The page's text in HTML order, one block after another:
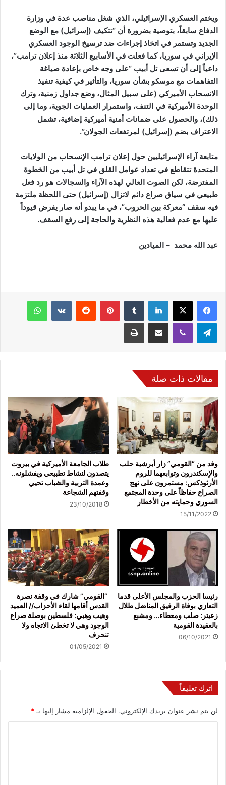
ويختم العسكري الإسرائيلي، الذي شغل مناصب عدة في وزارة
الدفاع سابقاً، بتوصية بضرورة أن “تتكيف (إسرائيل) مع الوضع
الجديد وتستمر في اتخاذ إجراءات ضد ترسيخ الوجود العسكري
الإيراني في سوريا، كما فعلت في الأسابيع الثلاثة منذ إعلان ترامب”،
داعياً إلى أن تسعى تل أبيب “على وجه خاص بإعادة صياغة
التفاهمات مع موسكو بشأن سوريا، والتأثير في كيفية تنفيذ
الانسحاب الأميركي (على سبيل المثال، وضع جداول زمنية، وترك
الوحدة الأميركية في التنف، واستمرار العمليات الجوية، وما إلى
ذلك)، والحصول على ضمانات أمنية أميركية إضافية، تشمل
الاعتراف بضم (إسرائيل) لمرتفعات الجولان”.
متابعة آراء الإسرائيليين حول إعلان ترامب الإنسحاب من الولايات
المتحدة تتقاطع في تعداد عوامل القلق في تل أبيب من الخطوة
المفترضة، لكن الصوت العالي لهذه الآراء والسجالات هو رد فعل
طبيعي في سياق صراع دائم لاتزال (إسرائيل) حتى اللحظة ملتزمة
فيه سقف “معركة بين الحروب”، في ما يبدو أنه صار يفرض قيوداً
عليها مع عدم فعالية هذه النظرية والحاجة إلى رفع السقف.
عبد الله محمد – الميادين
فيسبوك لينكدإن بينتيريست
مقالات ذات صلة
وفد من “القومي” زار أبرشية حلب
والإسكندرون وتوابعهما للروم
الأرثوذكس: مستمرون على نهج
الصراع حفاظاً على وحدة المجتمع
السوري وحمايته من الأخطار
15/11/2022
طلاب الجامعة الأميركية في بيروت
يتصدون لنشاط تطبيعي ويفشلونه..
وعمدة التربية والشباب تحيي
وقفتهم الشجاعة
23/10/2018
رئيسا الحزب والمجلس الأعلى قدما
التعازي بوفاة الرفيق المناضل طلال
زعيتر: صلب ومعطاء… ومشبع
بالعقيدة القومية
06/10/2021
“القومي” شارك في وقفة نصرة
القدس أقامها لقاء الأحزاب// العميد
وهيب وهبي: فلسطين بوصلة صراع
الوجود وهي لا تخطئ الاتجاه ولا
تنحرف
01/05/2021
اترك تعليقاً
لن يتم نشر عنوان بريدك الإلكتروني. الحقول الإلزامية مشار إليها بـ *